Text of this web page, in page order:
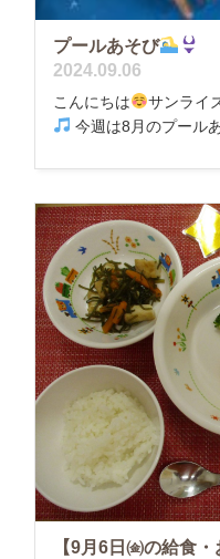
プールあそび
2024.09.06
こんにちは
サンライ
今週は8月のプール
【9月6日㈮の給食・